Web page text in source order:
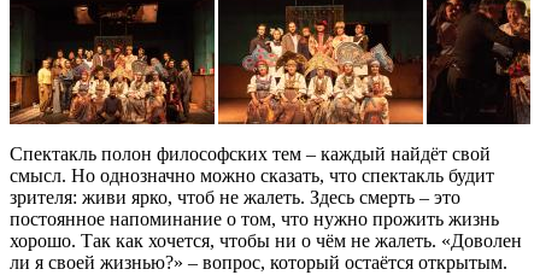
Спектакль полон философских тем – каждый найдёт свой
смысл. Но однозначно можно сказать, что спектакль будит
зрителя: живи ярко, чтоб не жалеть. Здесь смерть – это
постоянное напоминание о том, что нужно прожить жизнь
хорошо. Так как хочется, чтобы ни о чём не жалеть. «Доволен
ли я своей жизнью?» – вопрос, который остаётся открытым.